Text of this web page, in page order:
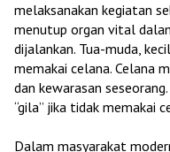
melaksanakan kegiatan
menutup organ vital
dijalankan. Tua-muda,
memakai celana. Celana
dan kewarasan
“gila” jika tidak memakai
Dalam masyarakat